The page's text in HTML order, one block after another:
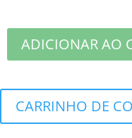
ADICIONAR AO
CARRINHO DE